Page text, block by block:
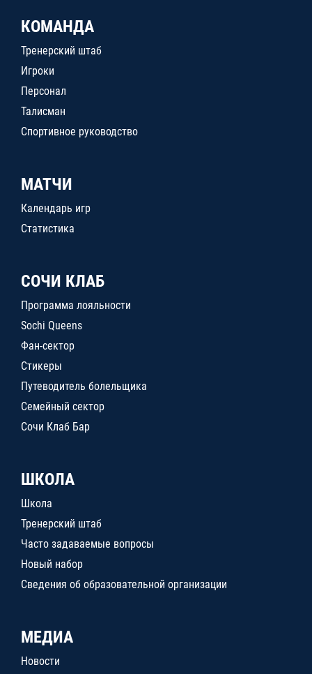
КОМАНДА
Тренерский штаб
Игроки
Персонал
Талисман
Спортивное руководство
МАТЧИ
Календарь игр
Статистика
СОЧИ КЛАБ
Программа лояльности
Sochi Queens
Фан-сектор
Стикеры
Путеводитель болельщика
Семейный сектор
Сочи Клаб Бар
ШКОЛА
Школа
Тренерский штаб
Часто задаваемые вопросы
Новый набор
Сведения об образовательной организации
МЕДИА
Новости